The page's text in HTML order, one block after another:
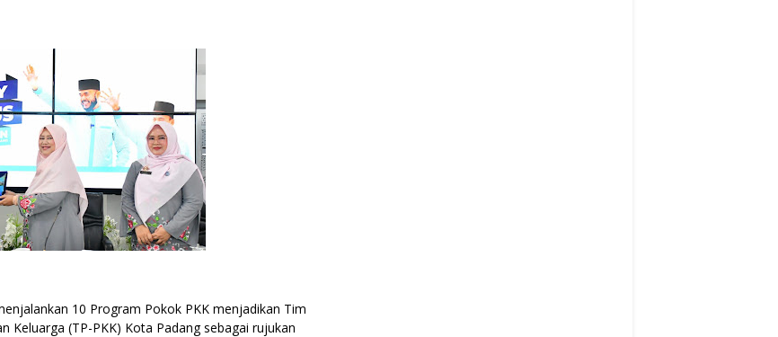
10 Program Pokok PKK menjadikan Tim
Keluarga (TP-PKK) Kota Padang sebagai rujukan